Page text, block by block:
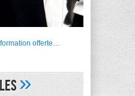
offerte…
»